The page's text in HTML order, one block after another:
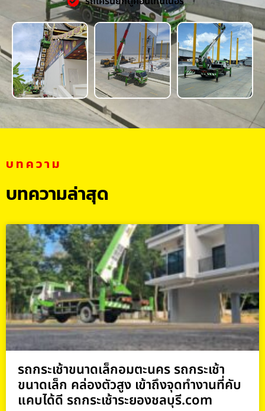
บทความ
บทความล่าสุด
รถกระเช้าขนาดเล็กอมตะนคร รถกระเช้า
ขนาดเล็ก คล่องตัวสูง เข้าถึงจุดทำงานที่คับ
แคบได้ดี รถกระเช้าระยองชลบุรี.com